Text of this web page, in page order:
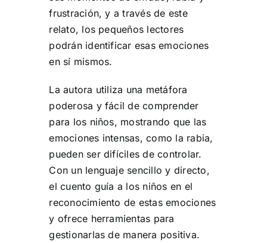
frustración, y a través de este
relato, los pequeños lectores
podrán identificar esas emociones
en sí mismos.
La autora utiliza una metáfora
poderosa y fácil de comprender
para los niños, mostrando que las
emociones intensas, como la rabia,
pueden ser difíciles de controlar.
Con un lenguaje sencillo y directo,
el cuento guía a los niños en el
reconocimiento de estas emociones
y ofrece herramientas para
gestionarlas de manera positiva.